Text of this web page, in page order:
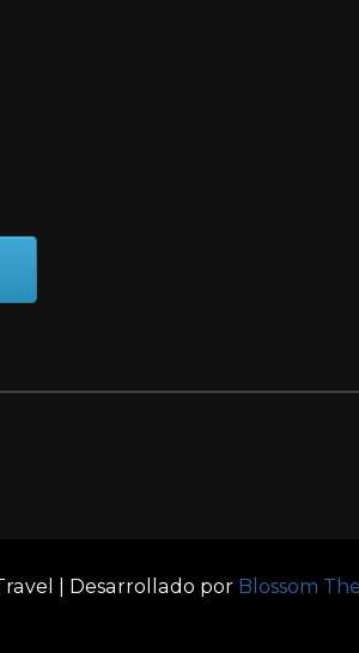
| Desarrollado por Blossom